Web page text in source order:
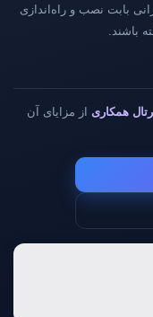
بابت نصب و راه‌اندازی
باشند.
همکاری از مزایای آن